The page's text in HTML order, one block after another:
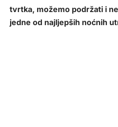
tvrtka, možemo podržati i
jedne od najljepših noćnih